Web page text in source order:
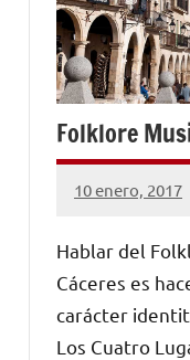
Folklore
10 enero, 2017
No
comentarios
Hablar del
Cáceres es
carácter
Los Cuatro